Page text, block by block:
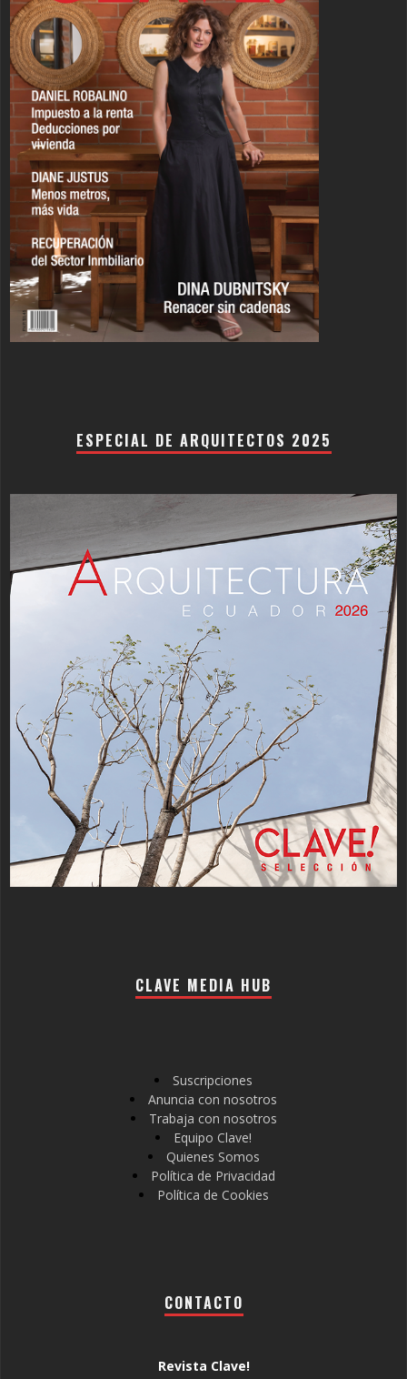
ESPECIAL DE ARQUITECTOS 2025
CLAVE MEDIA HUB
Suscripciones
Anuncia con nosotros
Trabaja con nosotros
Equipo Clave!
Quienes Somos
Política de Privacidad
Política de Cookies
CONTACTO
Revista Clave!